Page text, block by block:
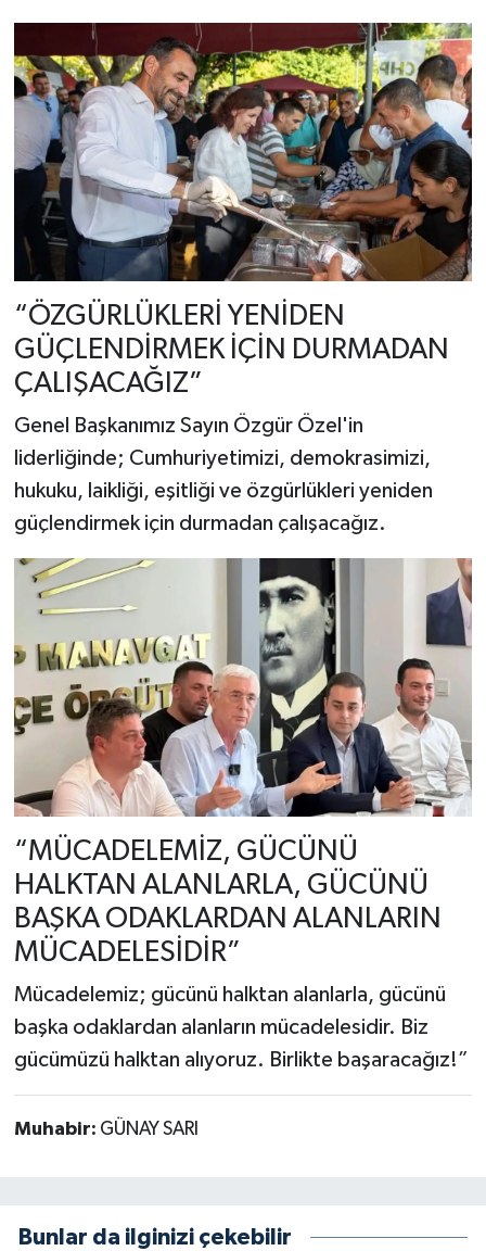
“ÖZGÜRLÜKLERİ YENİDEN
GÜÇLENDİRMEK İÇİN DURMADAN
ÇALIŞACAĞIZ”
Genel Başkanımız Sayın Özgür Özel'in
liderliğinde; Cumhuriyetimizi, demokrasimizi,
hukuku, laikliği, eşitliği ve özgürlükleri yeniden
güçlendirmek için durmadan çalışacağız.
“MÜCADELEMİZ, GÜCÜNÜ
HALKTAN ALANLARLA, GÜCÜNÜ
BAŞKA ODAKLARDAN ALANLARIN
MÜCADELESİDİR”
Mücadelemiz; gücünü halktan alanlarla, gücünü
başka odaklardan alanların mücadelesidir. Biz
gücümüzü halktan alıyoruz. Birlikte başaracağız!”
Muhabir: GÜNAY SARI
Bunlar da ilginizi çekebilir